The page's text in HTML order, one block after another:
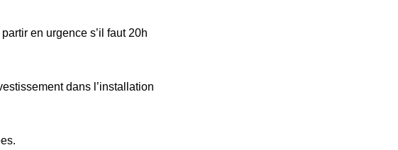
en urgence s’il faut 20h
dans l’installation